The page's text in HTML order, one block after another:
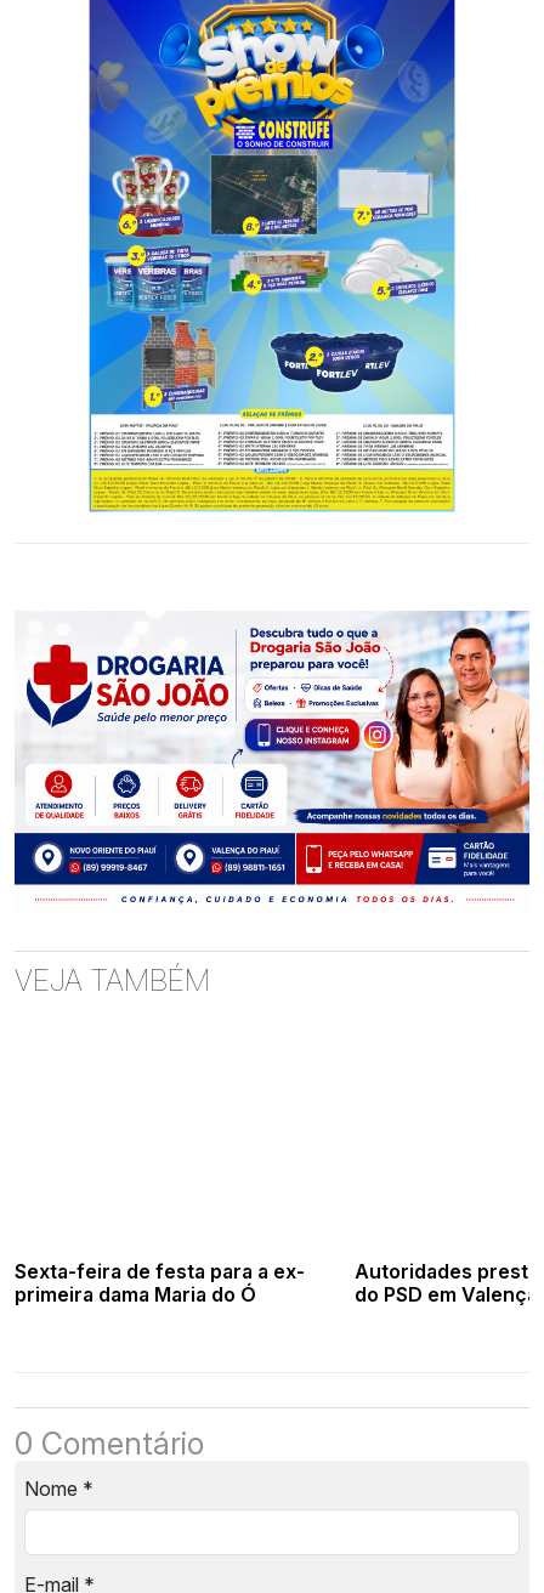
VEJA TAMBÉM
Sexta-feira de festa para a ex-
primeira dama Maria do Ó
Autoridades
do PSD em
0 Comentário
Nome *
E-mail *